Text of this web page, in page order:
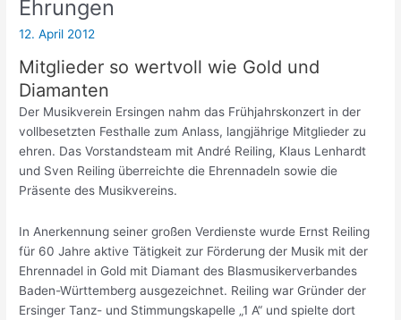
Ehrungen
12. April 2012
Mitglieder so wertvoll wie Gold und
Diamanten
Der Musikverein Ersingen nahm das Frühjahrskonzert in der
vollbesetzten Festhalle zum Anlass, langjährige Mitglieder zu
ehren. Das Vorstandsteam mit André Reiling, Klaus Lenhardt
und Sven Reiling überreichte die Ehrennadeln sowie die
Präsente des Musikvereins.
In Anerkennung seiner großen Verdienste wurde Ernst Reiling
für 60 Jahre aktive Tätigkeit zur Förderung der Musik mit der
Ehrennadel in Gold mit Diamant des Blasmusikerverbandes
Baden-Württemberg ausgezeichnet. Reiling war Gründer der
Ersinger Tanz- und Stimmungskapelle „1 A“ und spielte dort